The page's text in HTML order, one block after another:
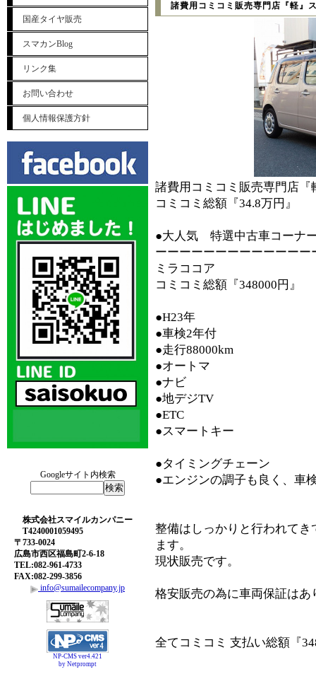
国産タイヤ販売
スマカンBlog
リンク集
お問い合わせ
個人情報保護方針
Googleサイト内検索
株式会社スマイルカンパニー
T4240001059495
〒733-0024
広島市西区福島町2-6-18
TEL:082-961-4733
FAX:082-299-3856
info@sumailecompany.jp
NP-CMS ver4.421
by Netprompt
諸費用コミコミ販売専門店『軽』
諸費用コミコミ販売専門店『
コミコミ総額『34.8万円』
●大人気 特選中古車コーナ
ーーーーーーーーーーーーー
ミラココア
コミコミ総額『348000円』
●H23年
●車検2年付
●走行88000km
●オートマ
●ナビ
●地デジTV
●ETC
●スマートキー
●タイミングチェーン
●エンジンの調子も良く、車
整備はしっかりと行われて
ます。
現状販売です。
格安販売の為に車両保証はあ
全てコミコミ 支払い総額『